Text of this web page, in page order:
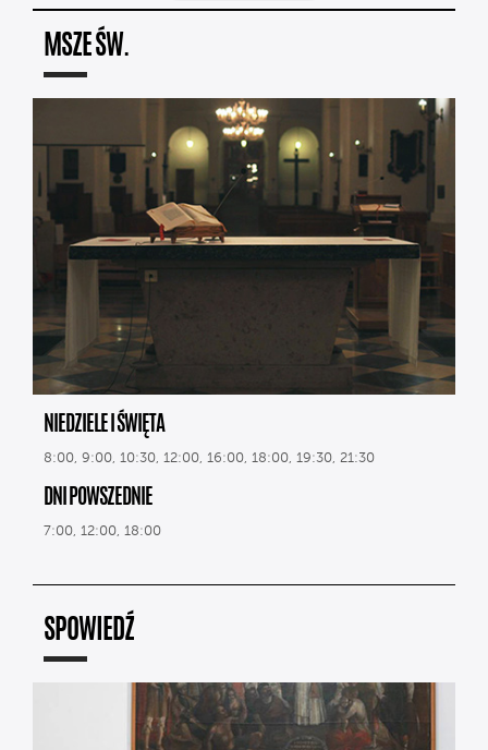
MSZE ŚW.
NIEDZIELE I ŚWIĘTA
8:00, 9:00, 10:30, 12:00, 16:00, 18:00, 19:30, 21:30
DNI POWSZEDNIE
7:00, 12:00, 18:00
SPOWIEDŹ